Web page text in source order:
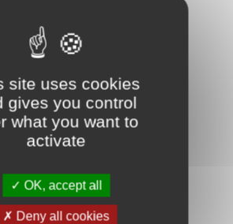
site uses cookies
gives you control
what you want to
activate
OK, accept all
Deny all cookies
le moment
le moment
le moment